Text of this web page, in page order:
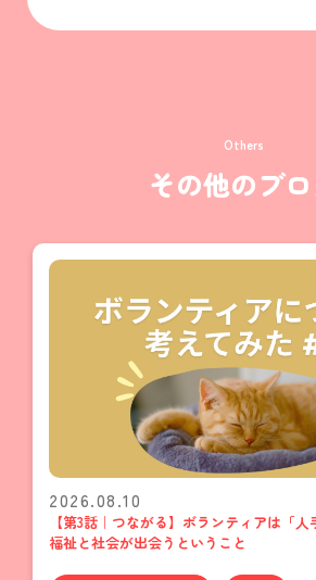
Others
その他のブ
2026.08.10
【第3話｜つながる】ボランティアは「人
福祉と社会が出会うということ